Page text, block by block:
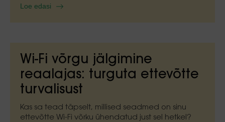
Loe edasi
Wi-Fi võrgu jälgimine
reaalajas: turguta ettevõtte
turvalisust
Kas sa tead täpselt, millised seadmed on sinu
ettevõtte Wi-Fi võrku ühendatud just sel hetkel?